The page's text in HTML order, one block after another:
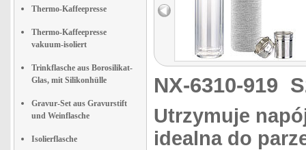
Thermo-Kaffeepresse
Thermo-Kaffeepresse
vakuum-isoliert
Trinkflasche aus Borosilikat-
Glas, mit Silikonhülle
Gravur-Set aus Gravurstift
und Weinflasche
Isolierflasche
NX-6310-919
Utrzymuje
idealna do